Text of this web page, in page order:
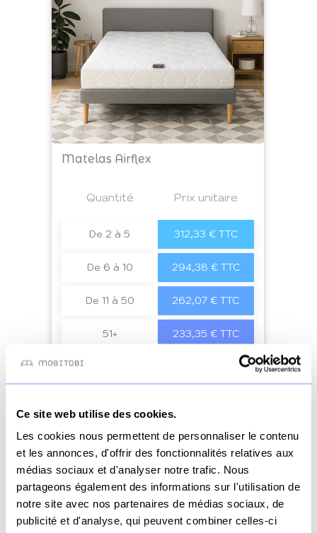
Ce site web utilise des cookies.
Les cookies nous permettent de personnaliser le contenu
et les annonces, d'offrir des fonctionnalités relatives aux
médias sociaux et d'analyser notre trafic. Nous
partageons également des informations sur l'utilisation de
notre site avec nos partenaires de médias sociaux, de
publicité et d'analyse, qui peuvent combiner celles-ci
Matelas Airflex
Quantité Prix unitaire
De 2 à 5 312,33 € TTC
De 6 à 10 294,38 € TTC
De 11 à 50 262,07 € TTC
51+ 233,35 € TTC